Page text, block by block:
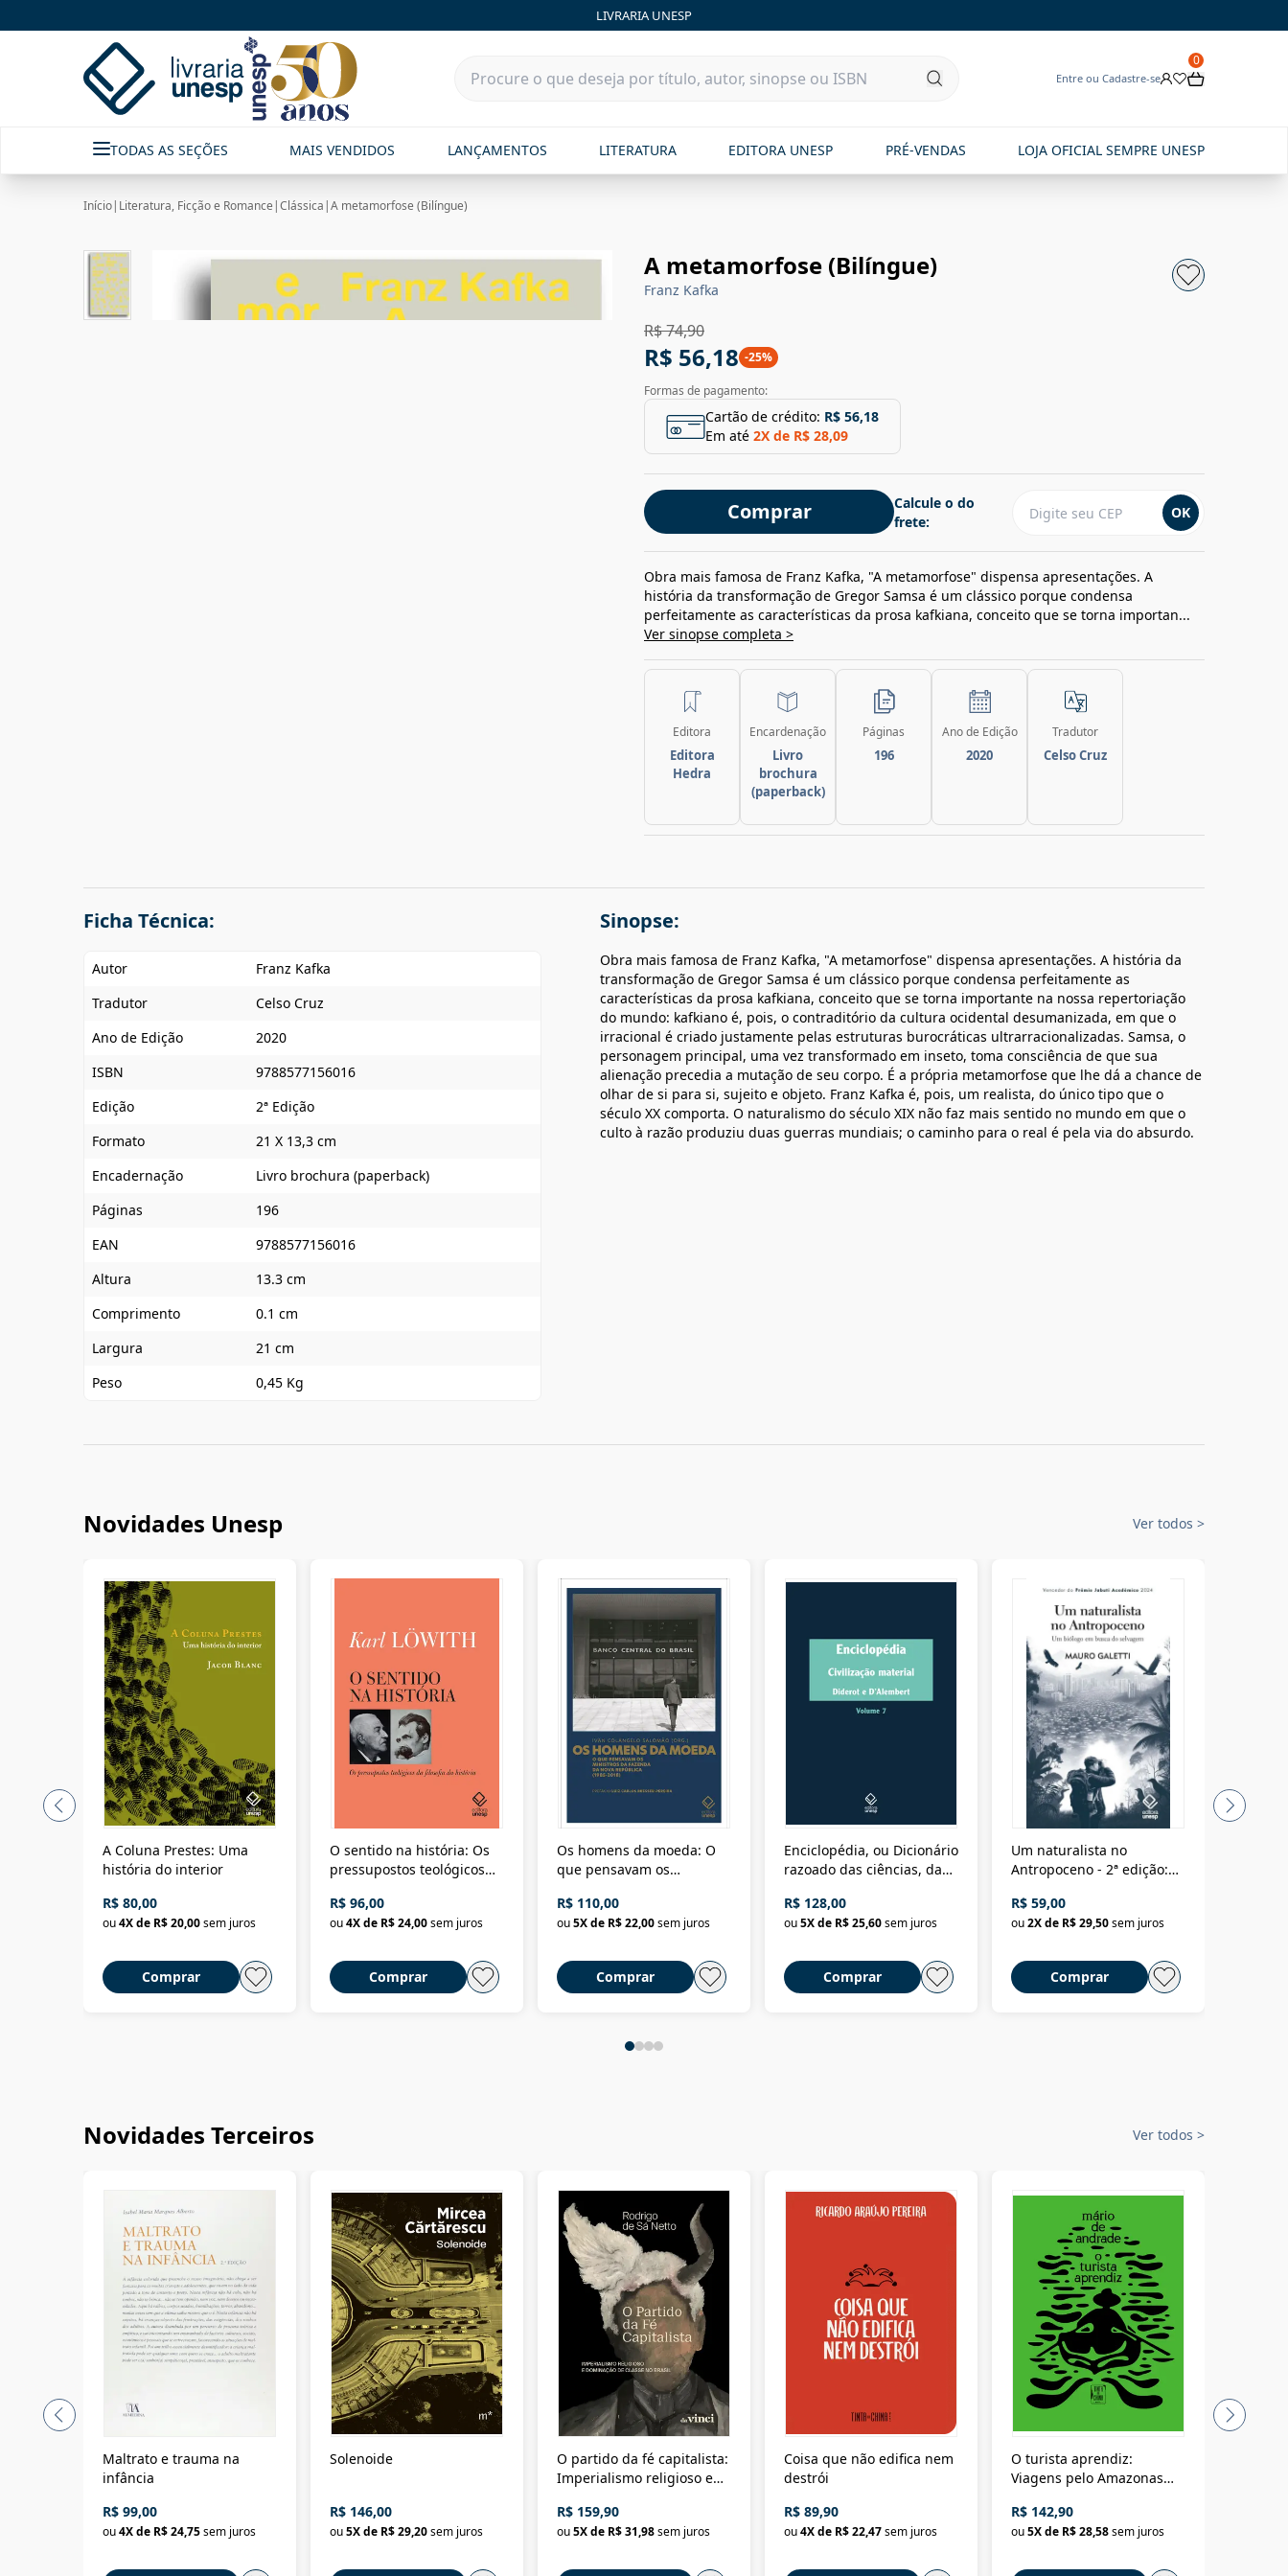
LIVRARIA UNESP
Entre ou Cadastre-se
0
TODAS AS SEÇÕES MAIS VENDIDOS LANÇAMENTOS LITERATURA EDITORA UNESP PRÉ-VENDAS LOJA OFICIAL SEMPRE UNESP
Início| Literatura, Ficção e Romance |Clássica |A metamorfose (Bilíngue)
A metamorfose (Bilíngue)
Franz Kafka
R$ 74,90
R$ 56,18 -25%
Formas de pagamento:
Cartão de crédito: R$ 56,18
Em até 2X de R$ 28,09
Comprar
Calcule o do
frete:
OK
Obra mais famosa de Franz Kafka, "A metamorfose" dispensa apresentações. A
história da transformação de Gregor Samsa é um clássico porque condensa
perfeitamente as características da prosa kafkiana, conceito que se torna importan...
Ver sinopse completa >
Editora
Editora
Hedra
Encardenação
Livro
brochura
(paperback)
Páginas
196
Ano de Edição
2020
Tradutor
Celso Cruz
Ficha Técnica:
Autor
Franz Kafka
Tradutor
Celso Cruz
Ano de Edição
2020
ISBN
9788577156016
Edição
2ª Edição
Formato
21 X 13,3 cm
Encadernação
Livro brochura (paperback)
Páginas
196
EAN
9788577156016
Altura
13.3 cm
Comprimento
0.1 cm
Largura
21 cm
Peso
0,45 Kg
Sinopse:
Obra mais famosa de Franz Kafka, "A metamorfose" dispensa apresentações. A história da
transformação de Gregor Samsa é um clássico porque condensa perfeitamente as
características da prosa kafkiana, conceito que se torna importante na nossa repertoriação
do mundo: kafkiano é, pois, o contraditório da cultura ocidental desumanizada, em que o
irracional é criado justamente pelas estruturas burocráticas ultrarracionalizadas. Samsa, o
personagem principal, uma vez transformado em inseto, toma consciência de que sua
alienação precedia a mutação de seu corpo. É a própria metamorfose que lhe dá a chance de
olhar de si para si, sujeito e objeto. Franz Kafka é, pois, um realista, do único tipo que o
século XX comporta. O naturalismo do século XIX não faz mais sentido no mundo em que o
culto à razão produziu duas guerras mundiais; o caminho para o real é pela via do absurdo.
Novidades Unesp Ver todos >
A Coluna Prestes: Uma
história do interior
R$ 80,00
ou4X de R$ 20,00sem juros
Comprar
O sentido na história: Os
pressupostos teológicos
R$ 96,00
ou4X de R$ 24,00sem juros
Comprar
Os homens da moeda: O
que pensavam os
Nova República (1985-
2018)
R$ 110,00
ou5X de R$ 22,00sem juros
Comprar
Enciclopédia, ou Dicionário
razoado das ciências, das
Civilização material
R$ 128,00
ou5X de R$ 25,60sem juros
Comprar
Um naturalista no
Antropoceno - 2ª edição:
selvagem
R$ 59,00
ou2X de R$ 29,50sem juros
Comprar
Novidades Terceiros Ver todos >
Maltrato e trauma na
infância
R$ 99,00
ou4X de R$ 24,75sem juros
Solenoide
R$ 146,00
ou5X de R$ 29,20sem juros
O partido da fé capitalista:
Imperialismo religioso e
Brasil
R$ 159,90
ou5X de R$ 31,98sem juros
Coisa que não edifica nem
destrói
R$ 89,90
ou4X de R$ 22,47sem juros
O turista aprendiz:
Viagens pelo Amazonas
até a Bolívia e por Marajó
até dizer chega
R$ 142,90
ou5X de R$ 28,58sem juros